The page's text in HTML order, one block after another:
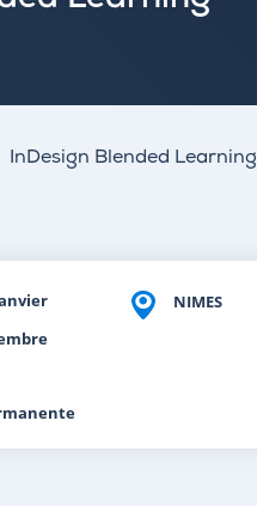
InDesign Blended Learning
NIMES